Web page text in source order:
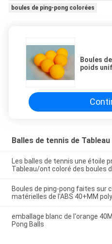
boules de ping-pong colorées
Boules
poids
Balles de tennis de Tableau
Les balles de tennis une étoile
Tableau/ont coloré des boules
Boules de ping-pong faites sur
matérielles de l'ABS 40+MM
emballage blanc de l'orange
Pong Balls